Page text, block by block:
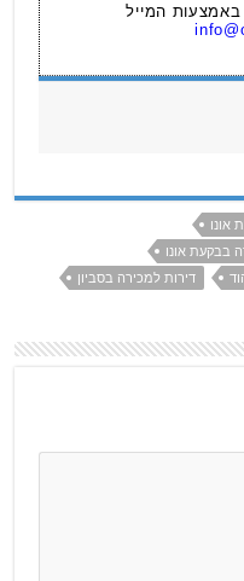
המייל
אונו
בבקעת אונו
דירות למכירה בסביון